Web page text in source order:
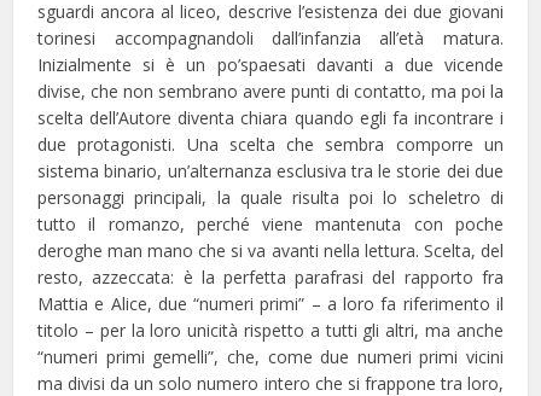
sguardi ancora al liceo, descrive l’esistenza dei due giovani
torinesi accompagnandoli dall’infanzia all’età matura.
Inizialmente si è un po’spaesati davanti a due vicende
divise, che non sembrano avere punti di contatto, ma poi la
scelta dell’Autore diventa chiara quando egli fa incontrare i
due protagonisti. Una scelta che sembra comporre un
sistema binario, un’alternanza esclusiva tra le storie dei due
personaggi principali, la quale risulta poi lo scheletro di
tutto il romanzo, perché viene mantenuta con poche
deroghe man mano che si va avanti nella lettura. Scelta, del
resto, azzeccata: è la perfetta parafrasi del rapporto fra
Mattia e Alice, due “numeri primi” – a loro fa riferimento il
titolo – per la loro unicità rispetto a tutti gli altri, ma anche
“numeri primi gemelli”, che, come due numeri primi vicini
ma divisi da un solo numero intero che si frappone tra loro,